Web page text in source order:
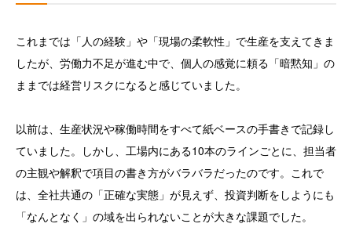
これまでは「人の経験」や「現場の柔軟性」で生産を支えてきま
したが、労働力不足が進む中で、個人の感覚に頼る「暗黙知」の
ままでは経営リスクになると感じていました。
以前は、生産状況や稼働時間をすべて紙ベースの手書きで記録し
ていました。しかし、工場内にある10本のラインごとに、担当者
の主観や解釈で項目の書き方がバラバラだったのです。これで
は、全社共通の「正確な実態」が見えず、投資判断をしようにも
「なんとなく」の域を出られないことが大きな課題でした。